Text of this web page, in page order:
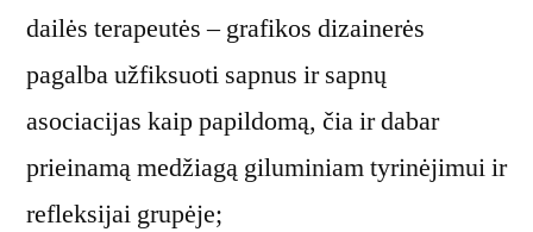
dailės terapeutės – grafikos dizainerės
pagalba užfiksuoti sapnus ir sapnų
asociacijas kaip papildomą, čia ir dabar
prieinamą medžiagą giluminiam tyrinėjimui ir
refleksijai grupėje;